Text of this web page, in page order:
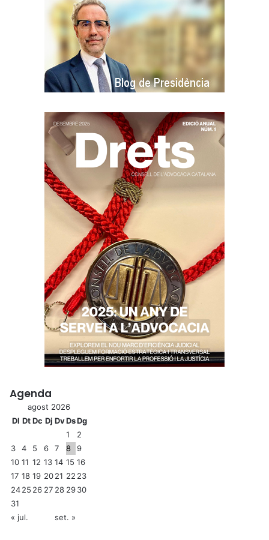
Agenda
agost 2026
Dl DtDc Dj DvDsDg
1
2
3
4 5 6 7 8
9
10 11 12 13 14 15 16
17 18 19 2021 22 23
2425 26 27 28 2930
31
« jul.
set. »